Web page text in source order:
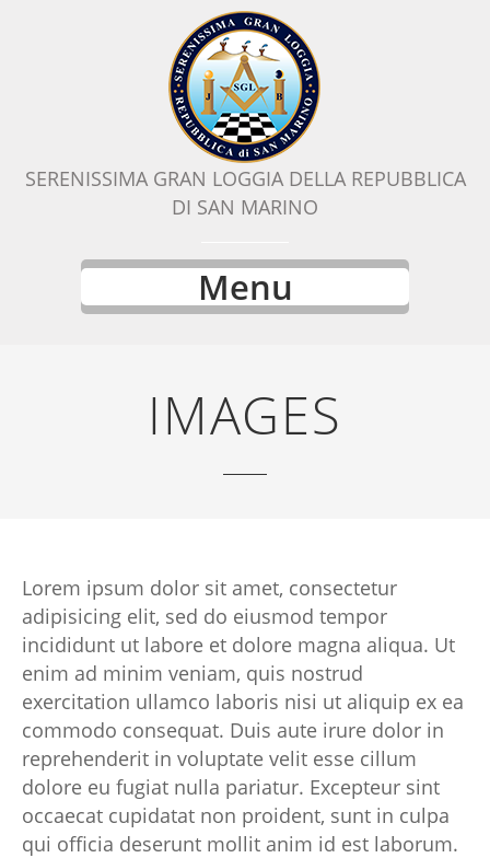
SERENISSIMA GRAN LOGGIA DELLA REPUBBLICA
DI SAN MARINO
Menu
IMAGES
Lorem ipsum dolor sit amet, consectetur
adipisicing elit, sed do eiusmod tempor
incididunt ut labore et dolore magna aliqua. Ut
enim ad minim veniam, quis nostrud
exercitation ullamco laboris nisi ut aliquip ex ea
commodo consequat. Duis aute irure dolor in
reprehenderit in voluptate velit esse cillum
dolore eu fugiat nulla pariatur. Excepteur sint
occaecat cupidatat non proident, sunt in culpa
qui officia deserunt mollit anim id est laborum.